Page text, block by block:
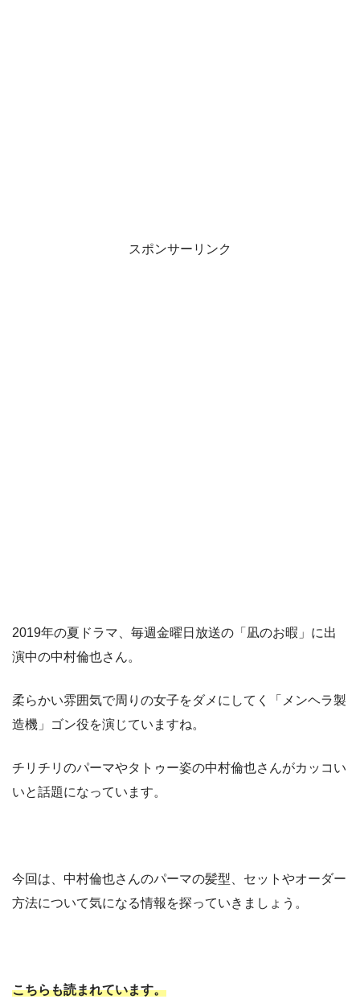
スポンサーリンク
2019年の夏ドラマ、毎週金曜日放送の「凪のお暇」に出
演中の中村倫也さん。
柔らかい雰囲気で周りの女子をダメにしてく「メンヘラ製
造機」ゴン役を演じていますね。
チリチリのパーマやタトゥー姿の中村倫也さんがカッコい
いと話題になっています。
今回は、中村倫也さんのパーマの髪型、セットやオーダー
方法について気になる情報を探っていきましょう。
こちらも読まれています。